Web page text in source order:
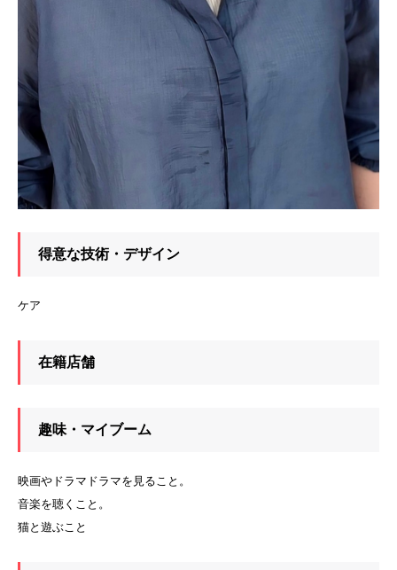
得意な技術・デザイン
ケア
在籍店舗
趣味・マイブーム
映画やドラマドラマを見ること。
音楽を聴くこと。
猫と遊ぶこと